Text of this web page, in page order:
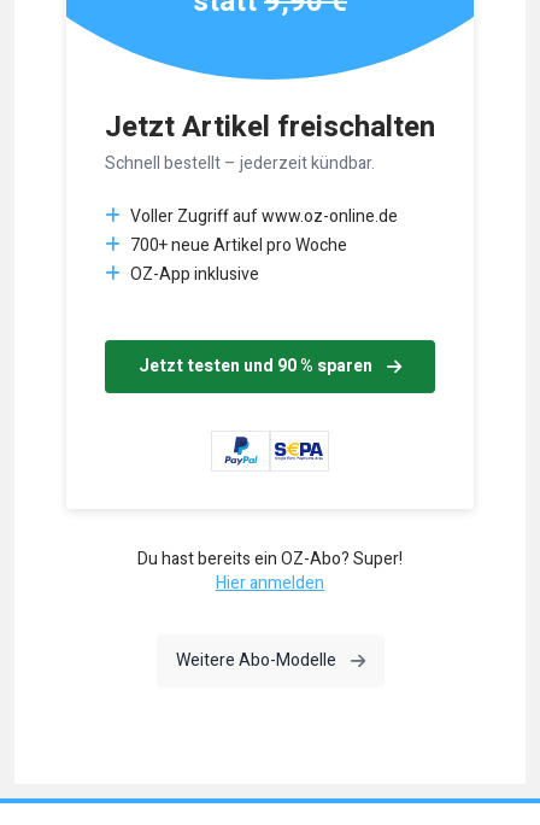
Jetzt Artikel freischalten
Schnell bestellt – jederzeit kündbar.
Voller Zugriff auf www.oz-online.de
700+ neue Artikel pro Woche
OZ-App inklusive
Jetzt testen und 90 % sparen
Du hast bereits ein OZ-Abo? Super!
Hier anmelden
Weitere Abo-Modelle